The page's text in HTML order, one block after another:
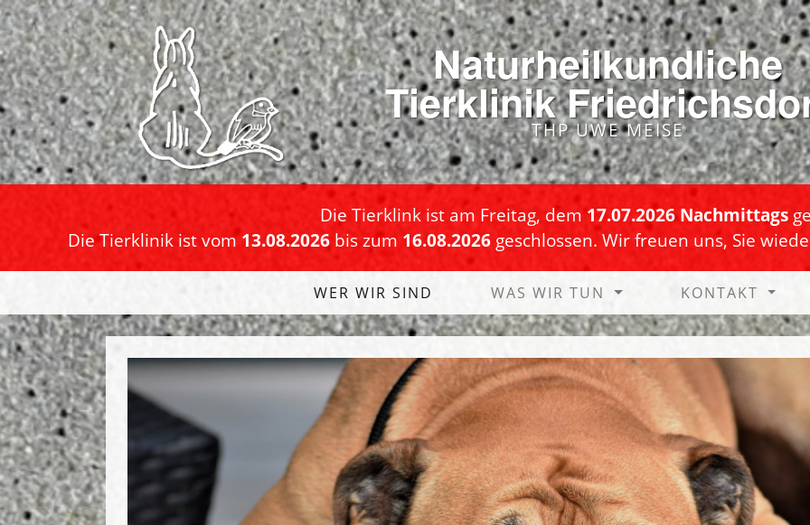
Naturheilkundliche
Tierklinik
THP UWE MEISE
Die Tierklink ist am Freitag, dem 17.07.2026 Nachmittags
Die Tierklinik ist vom13.08.2026bis zum 16.08.2026geschlossen. Wir freuen uns, Sie
WER WIR SIND WAS WIR TUN KONTAKT